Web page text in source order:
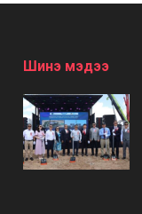
Шинэ мэдээ